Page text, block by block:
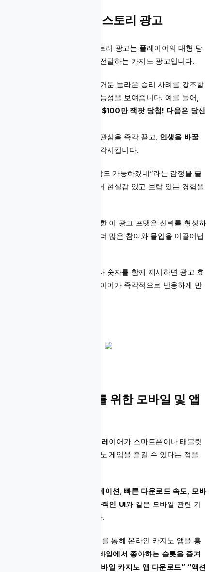
4. iGaming 빅 윈 스토리 광고
iGaming 빅 윈(Big Win) 스토리 광고는 플레이어의 대형 당
첨 사례를 스토리 형식으로 전달하는 카지노 광고입니다.
이 광고는 실제 플레이어가 거둔 놀라운 승리 사례를 강조함
으로써, 게임의 짜릿함과 가능성을 보여줍니다. 예를 들어,
“뉴저지에서 한 플레이어가 $100만 잭팟 당첨! 다음은 당신
와 같은 헤드라인은 독자의 관심을 즉각 끌고, 인생을 바꿀
을 부각시킵니다.
이러한 광고는 “나 같은 사람도 가능하겠네”라는 감정을 불
러일으키며, 플레이어에게 더 현실감 있고 보람 있는 경험을
개인 성공 사례를 중심으로 한 이 광고 포맷은 신뢰를 형성하
고 감정적인 연결을 유도해 더 많은 참여와 몰입을 이끌어냅
특히 구체적인 당첨 금액이나 숫자를 함께 제시하면 광고 효
과가 더욱 극대화되며, 플레이어가 즉각적으로 반응하게 만
5. 온라인 카지노를 위한 모바일 및 앱
모바일 및 앱 기능 광고는 플레이어가 스마트폰이나 태블릿
을 통해 언제 어디서나 카지노 게임을 즐길 수 있다는 점을
간편한 네비게이션, 빠른 다운로드 속도, 모바
사용자 친화적인 UI와 같은 모바일 관련 기
능들을 중심으로 구성됩니다.
예를 들어, 다음과 같은 문구를 통해 온라인 카지노 앱을 홍
“지금 모바일에서 좋아하는 슬롯을 즐겨
보세요! Random Name 모바일 카지노 앱 다운로드” “액션